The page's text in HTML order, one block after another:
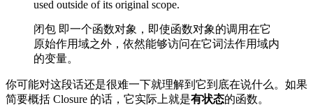
used outside of its original scope.
闭包 即一个函数对象，即使函数对象的调用在它
原始作用域之外，依然能够访问在它词法作用域内
的变量。
你可能对这段话还是很难一下就理解到它到底在说什么。如果
简要概括 Closure 的话，它实际上就是有状态的函数。